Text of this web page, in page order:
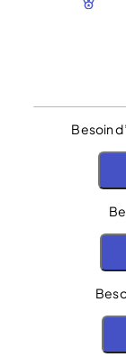
Besoin